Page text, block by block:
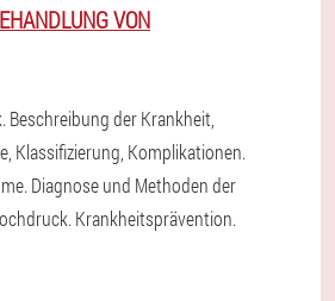
VON
der Krankheit,
Klassifizierung, Komplikationen.
Diagnose und Methoden der
Krankheitsprävention.